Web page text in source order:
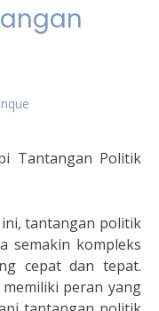
Tantangan Politik
tantangan politik
semakin kompleks
cepat dan tepat.
peran yang